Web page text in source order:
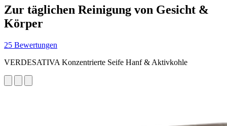
Zur täglichen Reinigung von Gesicht &
Körper
25 Bewertungen
VERDESATIVA Konzentrierte Seife Hanf & Aktivkohle